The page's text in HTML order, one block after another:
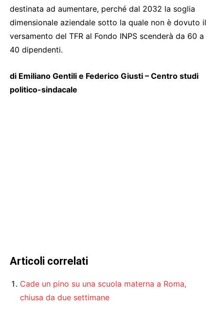
destinata ad aumentare, perché dal 2032 la soglia
dimensionale aziendale sotto la quale non è dovuto il
versamento del TFR al Fondo INPS scenderà da 60 a
40 dipendenti.
di Emiliano Gentili e Federico Giusti – Centro studi
politico-sindacale
Articoli correlati
Cade un pino su una scuola materna a Roma,
chiusa da due settimane